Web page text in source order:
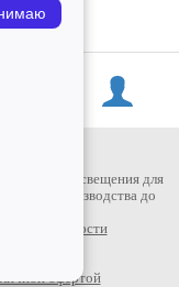
и системы освещения для
- от производства до
офертой